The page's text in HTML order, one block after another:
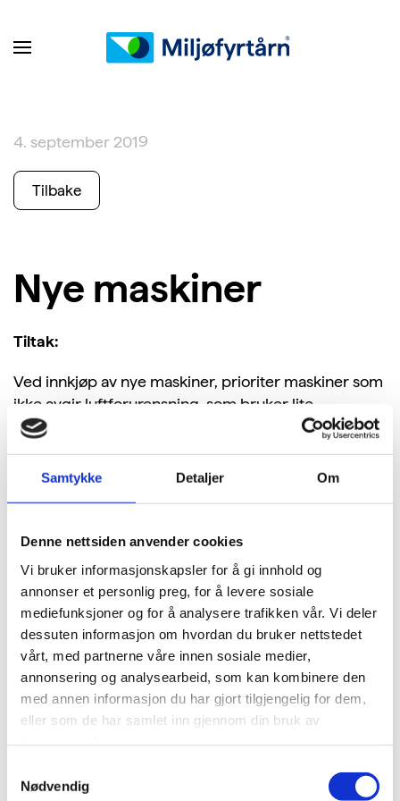
Samtykke Detaljer Om
Denne nettsiden anvender cookies
Vi bruker informasjonskapsler for å gi innhold og
annonser et personlig preg, for å levere sosiale
mediefunksjoner og for å analysere trafikken vår. Vi deler
dessuten informasjon om hvordan du bruker nettstedet
vårt, med partnerne våre innen sosiale medier,
annonsering og analysearbeid, som kan kombinere den
med annen informasjon du har gjort tilgjengelig for dem,
eller som de har samlet inn gjennom din bruk av
Nødvendig
4. september 2019
Tilbake
Nye maskiner
Tiltak:
Ved innkjøp av nye maskiner, prioriter maskiner som
ikke avgir luftforurensning, som bruker lite
kjemikalier og som har så lavt støynivå som mulig.
Fakta/informasjon:
Støynivå og mengden støv i lufta er viktige
påvirkningsfaktorer på det fysiske arbeidsmiljøet.
Arbeidsplasser med godt inneklima lønner seg, da
det kan gi lavere sykefravær og økt produktivitet.
Redusert bruk av kjemikalier er også viktig for å
unngå helsefare og skadelige utslipp til vann.